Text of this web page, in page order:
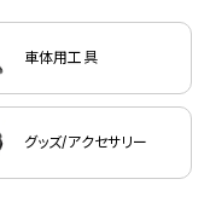
車体用工具
グッズ/アクセサリー